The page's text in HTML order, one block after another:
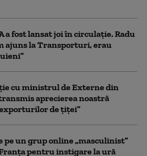
a fost lansat joi în circulație. Radu
ajuns la Transporturi, erau
cu ministrul de Externe din
aprecierea noastră
de țiței”
pe un grup online „masculinist”
pentru instigare la ură